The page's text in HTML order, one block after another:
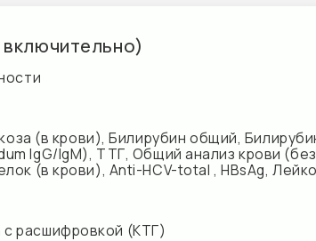
пуповины плода, маточных артерий,